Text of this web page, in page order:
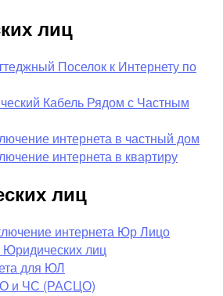
лиц
Поселок к Интернету по
Кабель Рядом с Частным
интернета в частный дом
интернета в квартиру
лиц
интернета Юр Лицо
лиц
для ЮЛ
и ЧС (РАСЦО)